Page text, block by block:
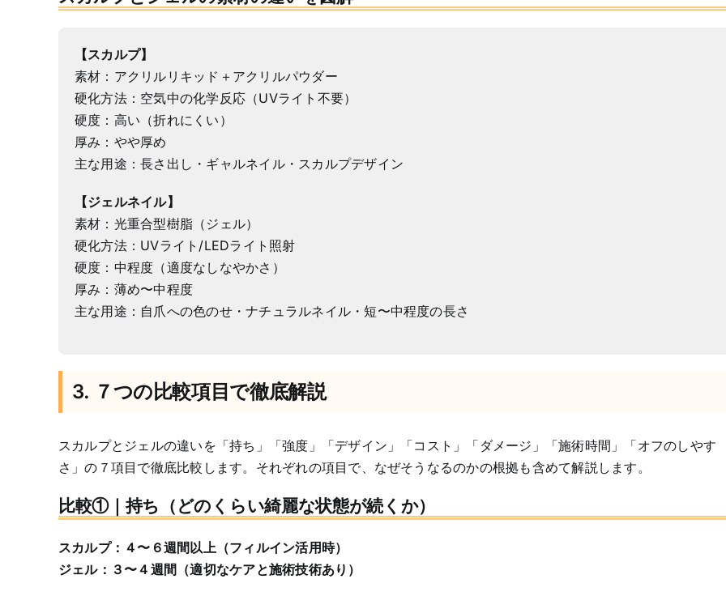
【スカルプ】
素材：アクリルリキッド＋アクリルパウダー
硬化方法：空気中の化学反応（UVライト不要）
硬度：高い（折れにくい）
厚み：やや厚め
主な用途：長さ出し・ギャルネイル・スカルプデザイン
【ジェルネイル】
素材：光重合型樹脂（ジェル）
硬化方法：UVライト/LEDライト照射
硬度：中程度（適度なしなやかさ）
厚み：薄め〜中程度
主な用途：自爪への色のせ・ナチュラルネイル・短〜中程度の長さ
3. ７つの比較項目で徹底解説
スカルプとジェルの違いを「持ち」「強度」「デザイン」「コスト」「ダメージ」「施術時間」「オフのしやす
さ」の７項目で徹底比較します。それぞれの項目で、なぜそうなるのかの根拠も含めて解説します。
比較①｜持ち（どのくらい綺麗な状態が続くか）
スカルプ：４〜６週間以上（フィルイン活用時）
ジェル：３〜４週間（適切なケアと施術技術あり）